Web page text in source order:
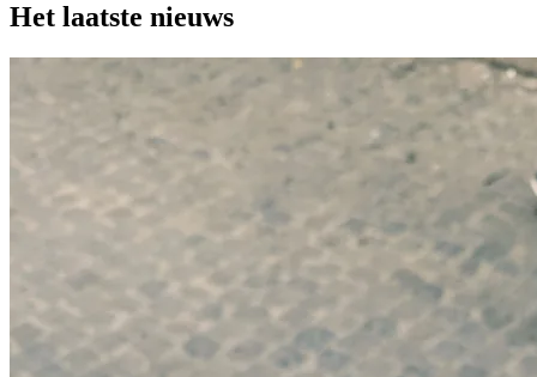
Het laatste nieuws